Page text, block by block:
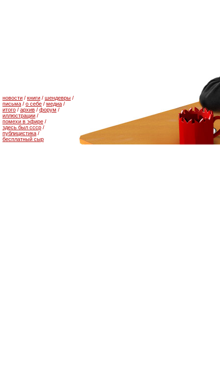
новости / книги / шендевры /
письма / о себе / медиа /
итого / архив / форум /
иллюстрации /
помехи в эфире /
здесь был ссср /
публицистика /
бесплатный сыр